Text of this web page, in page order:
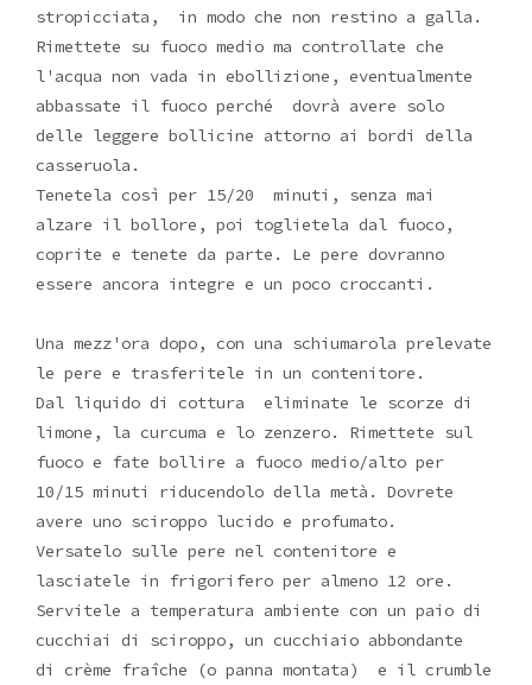
stropicciata, in modo che non restino a galla.
Rimettete su fuoco medio ma controllate che
l'acqua non vada in ebollizione, eventualmente
abbassate il fuoco perché dovrà avere solo
delle leggere bollicine attorno ai bordi della
casseruola.
Tenetela così per 15/20 minuti, senza mai
alzare il bollore, poi toglietela dal fuoco,
coprite e tenete da parte. Le pere dovranno
essere ancora integre e un poco croccanti.
Una mezz'ora dopo, con una schiumarola prelevate
le pere e trasferitele in un contenitore.
Dal liquido di cottura eliminate le scorze di
limone, la curcuma e lo zenzero. Rimettete sul
fuoco e fate bollire a fuoco medio/alto per
10/15 minuti riducendolo della metà. Dovrete
avere uno sciroppo lucido e profumato.
Versatelo sulle pere nel contenitore e
lasciatele in frigorifero per almeno 12 ore.
Servitele a temperatura ambiente con un paio di
cucchiai di sciroppo, un cucchiaio abbondante
di crème fraîche (o panna montata) e il crumble